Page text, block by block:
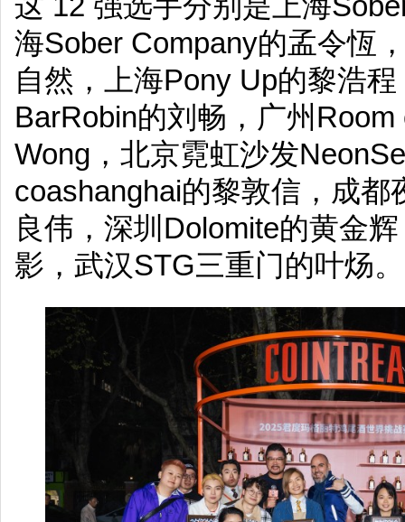
海Sober Company的孟令恆
自然，上海Pony Up的黎浩
BarRobin的刘畅，广州
Wong，北京霓虹沙发
coashanghai的黎敦信，成都
良伟，深圳Dolomite的黄金
影，武汉STG三重门的叶炀。